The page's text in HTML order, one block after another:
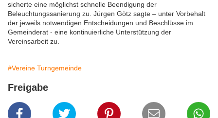
sicherte eine möglichst schnelle Beendigung der
Beleuchtungssanierung zu. Jürgen Götz sagte – unter Vorbehalt
der jeweils notwendigen Entscheidungen und Beschlüsse im
Gemeinderat - eine kontinuierliche Unterstützung der
Vereinsarbeit zu.
#Vereine Turngemeinde
Freigabe